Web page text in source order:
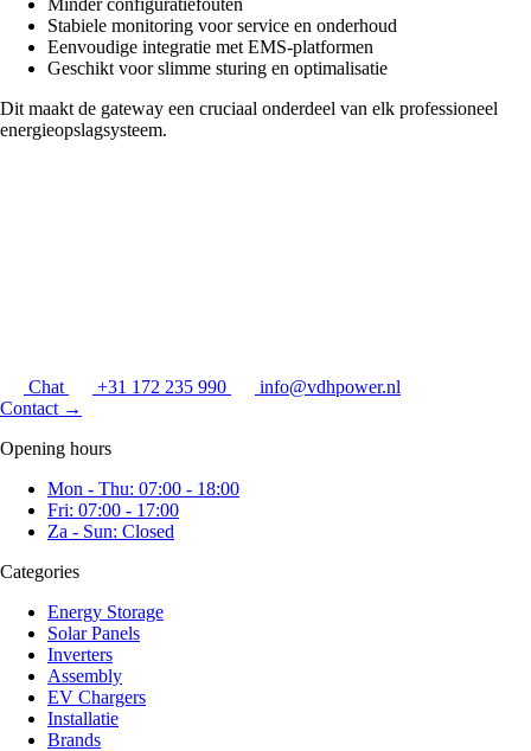
Stabiele monitoring voor service en onderhoud
Eenvoudige integratie met EMS-platformen
Geschikt voor slimme sturing en optimalisatie
Dit maakt de gateway een cruciaal onderdeel van elk professioneel
energieopslagsysteem.
Chat +31 172 235 990
info@vdhpower.nl
Contact →
Opening hours
Mon - Thu: 07:00 - 18:00
Fri: 07:00 - 17:00
Za - Sun: Closed
Categories
Energy Storage
Solar Panels
Inverters
Assembly
EV Chargers
Installatie
Brands